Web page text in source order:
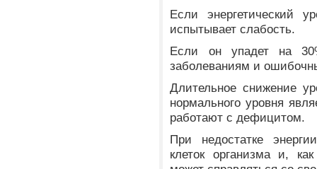
Если энергетический
испытывает слабость.
Если он упадет на
заболеваниям и
Длительное снижение
нормального уровня
работают с дефицитом.
При недостатке
клеток организма и,